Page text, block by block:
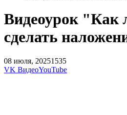
Видеоурок "Как
сделать
08 июля, 20251535
VK ВидеоYouTube